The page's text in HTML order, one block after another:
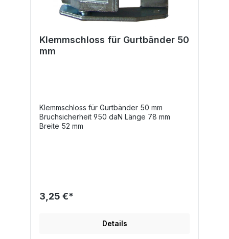
Klemmschloss für Gurtbänder 50
mm
Klemmschloss für Gurtbänder 50 mm
Bruchsicherheit 950 daN Länge 78 mm
Breite 52 mm
3,25 €*
Details